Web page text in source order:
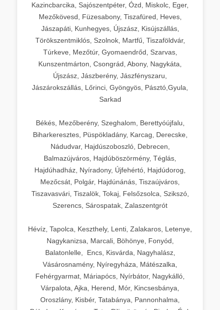
Kazincbarcika, Sajószentpéter, Ózd, Miskolc, Eger,
Mezőkövesd, Füzesabony, Tiszafüred, Heves,
Jászapáti, Kunhegyes, Újszász, Kisújszállás,
Törökszentmiklós, Szolnok, Martfű, Tiszaföldvár,
Túrkeve, Mezőtúr, Gyomaendrőd, Szarvas,
Kunszentmárton, Csongrád, Abony, Nagykáta,
Újszász, Jászberény, Jászfényszaru,
Jászárokszállás, Lőrinci, Gyöngyös, Pásztó,Gyula,
Sarkad
Békés, Mezőberény, Szeghalom, Berettyóújfalu,
Biharkeresztes, Püspökladány, Karcag, Derecske,
Nádudvar, Hajdúszoboszló, Debrecen,
Balmazújváros, Hajdúböszörmény, Téglás,
Hajdúhadház, Nyíradony, Újfehértó, Hajdúdorog,
Mezőcsát, Polgár, Hajdúnánás, Tiszaújváros,
Tiszavasvári, Tiszalök, Tokaj, Felsőzsolca, Szikszó,
Szerencs, Sárospatak, Zalaszentgrót
Hévíz, Tapolca, Keszthely, Lenti, Zalakaros, Letenye,
Nagykanizsa, Marcali, Böhönye, Fonyód,
Balatonlelle, Encs, Kisvárda, Nagyhalász,
Vásárosnamény, Nyíregyháza, Mátészalka,
Fehérgyarmat, Máriapócs, Nyírbátor, Nagykálló,
Várpalota, Ajka, Herend, Mór, Kincsesbánya,
Oroszlány, Kisbér, Tatabánya, Pannonhalma,